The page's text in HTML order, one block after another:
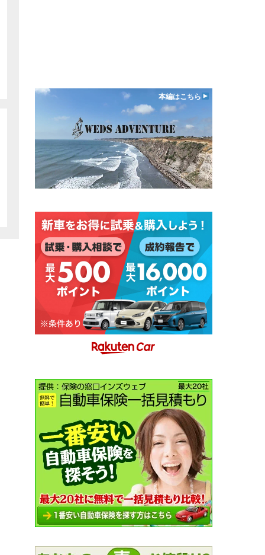
本編はこちら